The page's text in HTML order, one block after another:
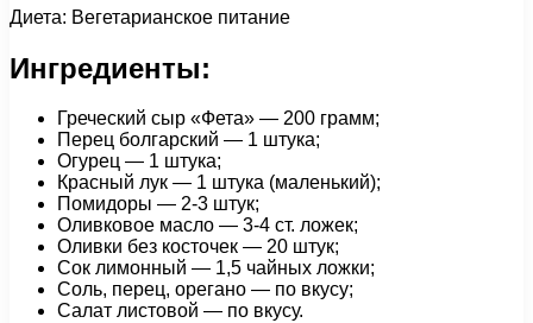
Диета: Вегетарианское питание
Ингредиенты:
Греческий сыр «Фета» — 200 грамм;
Перец болгарский — 1 штука;
Огурец — 1 штука;
Красный лук — 1 штука (маленький);
Помидоры — 2-3 штук;
Оливковое масло — 3-4 ст. ложек;
Оливки без косточек — 20 штук;
Сок лимонный — 1,5 чайных ложки;
Соль, перец, орегано — по вкусу;
Салат листовой — по вкусу.